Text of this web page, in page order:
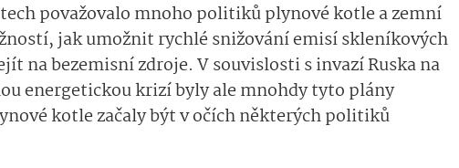
považovalo mnoho politiků plynové kotle a zemní
jak umožnit rychlé snižování emisí skleníkových
na bezemisní zdroje. V souvislosti s invazí Ruska na
energetickou krizí byly ale mnohdy tyto plány
kotle začaly být v očích některých politiků